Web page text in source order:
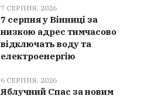
7 СЕРПНЯ, 2026
7 серпня у Вінниці за
низкою адрес тимчасово
відключать воду та
електроенергію
6 СЕРПНЯ, 2026
Яблучний Спас за новим